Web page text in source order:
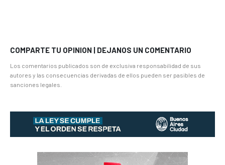
COMPARTE TU OPINION | DEJANOS UN COMENTARIO
Los comentarios publicados son de exclusiva responsabilidad de sus
autores y las consecuencias derivadas de ellos pueden ser pasibles de
sanciones legales.